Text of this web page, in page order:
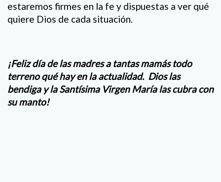
estaremos firmes en la fe y dispuestas a ver qué
quiere Dios de cada situación.
¡Feliz día de las madres a tantas mamás todo
terreno qué hay en la actualidad. Dios las
bendiga y la Santísima Virgen María las cubra con
su manto!